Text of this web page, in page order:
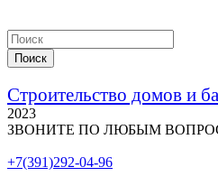
Строительство домов и
2023
ЗВОНИТЕ ПО ЛЮБЫМ
+7(391)292-04-96